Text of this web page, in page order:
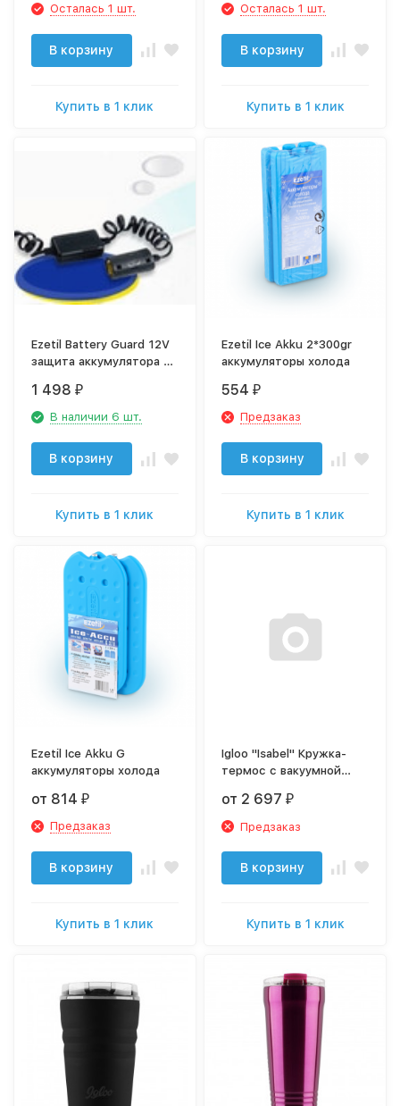
Осталась 1 шт.
В корзину
Купить в 1 клик
Осталась 1 шт.
В корзину
Купить в 1 клик
Ezetil Battery Guard 12V
защита аккумулятора от
1 498 ₽
В наличии 6 шт.
В корзину
Купить в 1 клик
Ezetil Ice Akku 2*300gr
аккумуляторы холода
554 ₽
Предзаказ
В корзину
Купить в 1 клик
Ezetil Ice Akku G
аккумуляторы холода
от 814₽
Предзаказ
В корзину
Купить в 1 клик
Igloo "Isabel" Кружка-
термос с вакуумной
нержавеющей стали
от 2 697₽
Предзаказ
В корзину
Купить в 1 клик